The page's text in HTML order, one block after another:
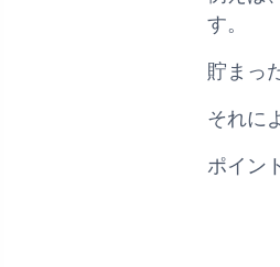
す。
貯まっ
それに
ポイン